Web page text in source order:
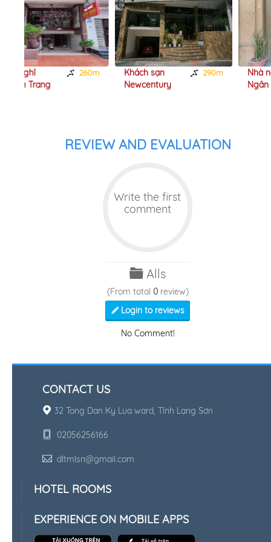
Khách sạn
Newcentury
290m
Nhà nghỉ Kim
Ngân
360m
REVIEW AND EVALUATION
Write the first
comment
Alls
(From total 0review)
Login to reviews
No Comment!
CONTACT US
32 Tong Dan Ky Lua ward, Tỉnh Lạng Sơn
02056256166
dltmlsn@gmail.com
HOTEL ROOMS
EXPERIENCE ON MOBILE APPS